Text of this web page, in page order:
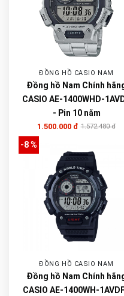
ĐỒNG HỒ CASIO NAM
Đồng hồ Nam Chính
CASIO AE-1400WHD-
- Pin 10 năm
1.500.000 đ 1.572.480 đ
-8 %
ĐỒNG HỒ CASIO NAM
Đồng hồ Nam Chính
CASIO AE-1400WH-